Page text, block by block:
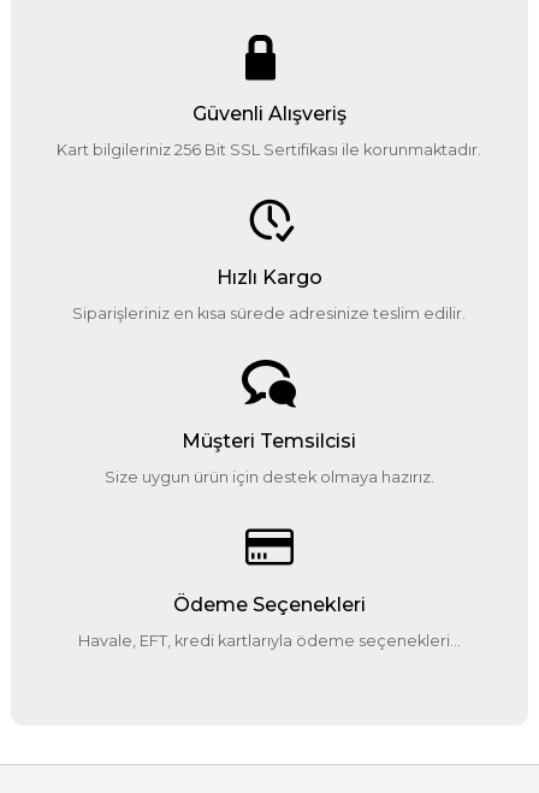
Güvenli Alışveriş
Kart bilgileriniz 256 Bit SSL Sertifikası ile korunmaktadır.
Hızlı Kargo
Siparişleriniz en kısa sürede adresinize teslim edilir.
Müşteri Temsilcisi
Size uygun ürün için destek olmaya hazırız.
Ödeme Seçenekleri
Havale, EFT, kredi kartlarıyla ödeme seçenekleri...